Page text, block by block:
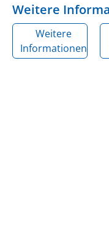
Weitere
Weitere
Informationen